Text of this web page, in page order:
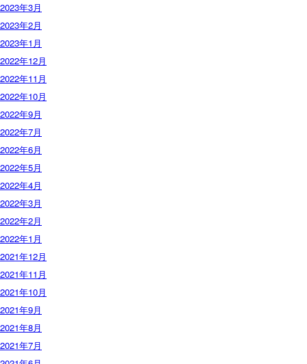
2023年3月
2023年2月
2023年1月
2022年12月
2022年11月
2022年10月
2022年9月
2022年7月
2022年6月
2022年5月
2022年4月
2022年3月
2022年2月
2022年1月
2021年12月
2021年11月
2021年10月
2021年9月
2021年8月
2021年7月